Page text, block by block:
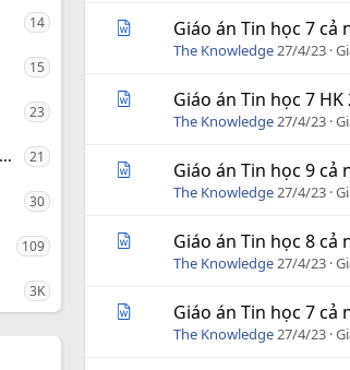
14
15
23
Nghệ thuật (Âm nhạc, Mĩ thuật) 21
30
109
3K
Giáo án Tin học 7 cả
The Knowledge27/4/23
Giáo án Tin học 7
The Knowledge27/4/23
Giáo án Tin học 9 cả
The Knowledge27/4/23
Giáo án Tin học 8 cả
The Knowledge27/4/23
Giáo án Tin học 7 cả
The Knowledge27/4/23